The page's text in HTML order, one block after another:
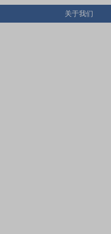
关于我们